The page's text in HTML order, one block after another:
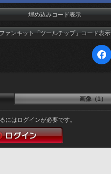
埋め込みコード表示
ファンキット「ツールチップ」コード表示
画像（1）
にはログインが必要です。